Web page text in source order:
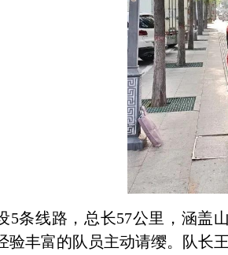
5条线路，总长57公里，涵盖
验丰富的队员主动请缨。队长